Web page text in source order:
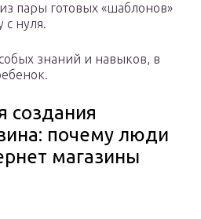
пары готовых «шаблонов»
с нуля.
знаний и навыков, в
создания
почему люди
магазины